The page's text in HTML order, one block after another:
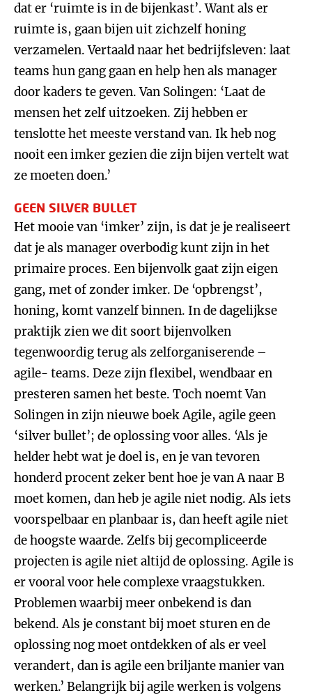
dat er ‘ruimte is in de bijenkast’. Want als er
ruimte is, gaan bijen uit zichzelf honing
verzamelen. Vertaald naar het bedrijfsleven: laat
teams hun gang gaan en help hen als manager
door kaders te geven. Van Solingen: ‘Laat de
mensen het zelf uitzoeken. Zij hebben er
tenslotte het meeste verstand van. Ik heb nog
nooit een imker gezien die zijn bijen vertelt wat
ze moeten doen.’
GEEN SILVER BULLET
Het mooie van ‘imker’ zijn, is dat je je realiseert
dat je als manager overbodig kunt zijn in het
primaire proces. Een bijenvolk gaat zijn eigen
gang, met of zonder imker. De ‘opbrengst’,
honing, komt vanzelf binnen. In de dagelijkse
praktijk zien we dit soort bijenvolken
tegenwoordig terug als zelforganiserende –
agile- teams. Deze zijn flexibel, wendbaar en
presteren samen het beste. Toch noemt Van
Solingen in zijn nieuwe boek Agile, agile geen
‘silver bullet’; de oplossing voor alles. ‘Als je
helder hebt wat je doel is, en je van tevoren
honderd procent zeker bent hoe je van A naar B
moet komen, dan heb je agile niet nodig. Als iets
voorspelbaar en planbaar is, dan heeft agile niet
de hoogste waarde. Zelfs bij gecompliceerde
projecten is agile niet altijd de oplossing. Agile is
er vooral voor hele complexe vraagstukken.
Problemen waarbij meer onbekend is dan
bekend. Als je constant bij moet sturen en de
oplossing nog moet ontdekken of als er veel
verandert, dan is agile een briljante manier van
werken.’ Belangrijk bij agile werken is volgens